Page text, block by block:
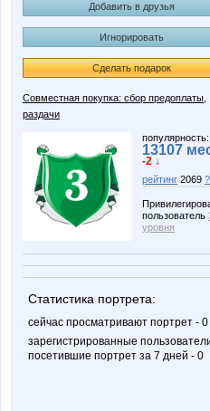
Добавить в друзья
Игнорировать
Сделать подарок
Совместная покупка: сбор предоплаты,
раздачи
популярность:
13107
-2 ↓
рейтинг 2069 ?
пользователь
уровня
Статистика портрета:
сейчас просматривают портрет - 0
зарегистрированные
посетившие портрет за 7 дней - 0